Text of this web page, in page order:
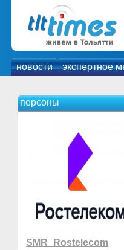
новости экспертное
персоны
SMR_Rostelecom